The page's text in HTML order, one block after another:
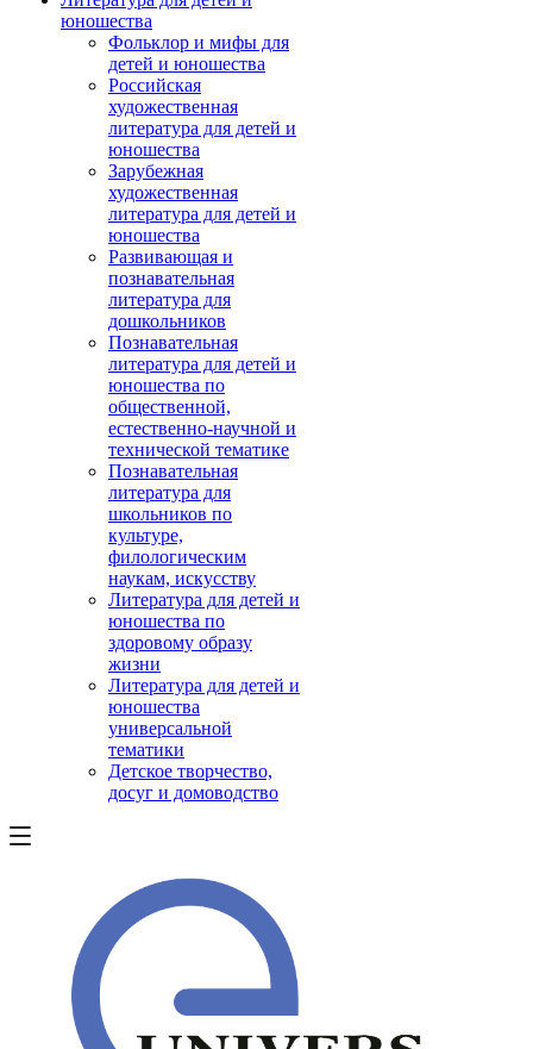
юношества
Фольклор и мифы для
детей и юношества
Российская
художественная
литература для детей и
юношества
Зарубежная
художественная
литература для детей и
юношества
Развивающая и
познавательная
литература для
дошкольников
Познавательная
литература для детей и
юношества по
общественной,
естественно-научной и
технической тематике
Познавательная
литература для
школьников по
культуре,
филологическим
наукам, искусству
Литература для детей и
юношества по
здоровому образу
жизни
Литература для детей и
юношества
универсальной
тематики
Детское творчество,
досуг и домоводство